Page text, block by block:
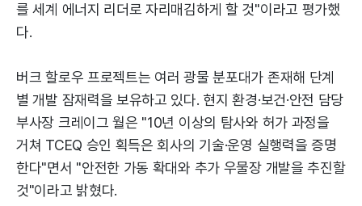
를 세계 에너지 리더로 자리매김하게 할 것"이라고 평가했
다.
버크 할로우 프로젝트는 여러 광물 분포대가 존재해 단계
별 개발 잠재력을 보유하고 있다. 현지 환경·보건·안전 담당
부사장 크레이그 월은 "10년 이상의 탐사와 허가 과정을
거쳐 TCEQ 승인 획득은 회사의 기술·운영 실행력을 증명
한다"면서 "안전한 가동 확대와 추가 우물장 개발을 추진할
것"이라고 밝혔다.